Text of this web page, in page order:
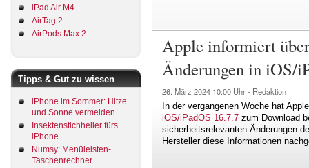
iPad Air M4
AirTag 2
AirPods Max 2
Tipps & Gut zu wissen
iPhone im Sommer: Hitze
und Sonne vermeiden
Insektenstichheiler fürs
iPhone
Numsy: Menüleisten-
Taschenrechner
Apple informiert
Änderungen in iOS/
26. März 2024 10:00 Uhr - Redaktion
In der vergangenen Woche hat
iOS/iPadOS 16.7.7 zum Download
sicherheitsrelevanten Änderungen
Hersteller diese Informationen